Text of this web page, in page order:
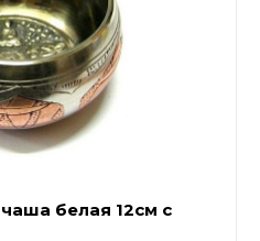
белая 12см с